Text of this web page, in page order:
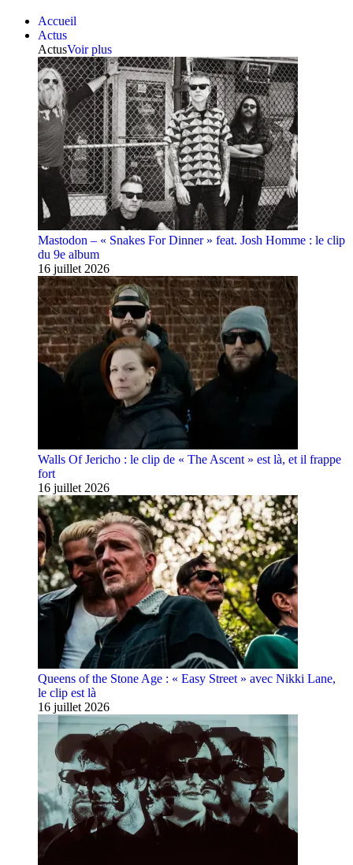
Accueil
Actus
ActusVoir plus
Mastodon – « Snakes For Dinner » feat. Josh Homme : le clip
du 9e album
16 juillet 2026
Walls Of Jericho : le clip de « The Ascent » est là, et il frappe
fort
16 juillet 2026
Queens of the Stone Age : « Easy Street » avec Nikki Lane,
le clip est là
16 juillet 2026